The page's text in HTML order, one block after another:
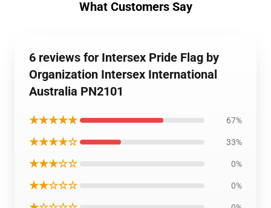
What Customers Say
6 reviews for Intersex Pride Flag by
Organization Intersex International
Australia PN2101
★★★★★ 67%
★★★★☆ 33%
★★★☆☆ 0%
★★☆☆☆ 0%